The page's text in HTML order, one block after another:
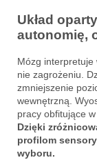
Układ
autonomię,
Mózg interpretuje
nie zagrożeniu.
zmniejszenie
wewnętrzną.
pracy obfitujące
Dzięki
profilom
wyboru.